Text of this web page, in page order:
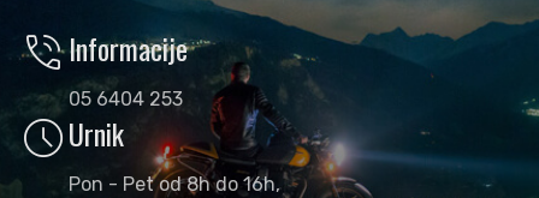
phone_in_talkInformacije
05 6404 253
scheduleUrnik
Pon - Pet od 8h do 16h,